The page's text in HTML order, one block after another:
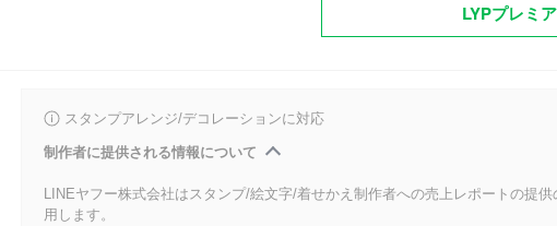
LYPプレミ
スタンプアレンジ/デコレーションに対応
制作者に提供される情報について
LINEヤフー株式会社はスタンプ/絵文字/着せかえ制作者への売上レポートの提
用します。